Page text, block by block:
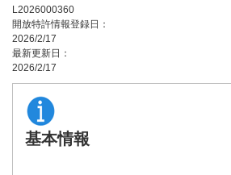
L2026000360
開放特許情報登録日：
2026/2/17
最新更新日：
2026/2/17
基本情報